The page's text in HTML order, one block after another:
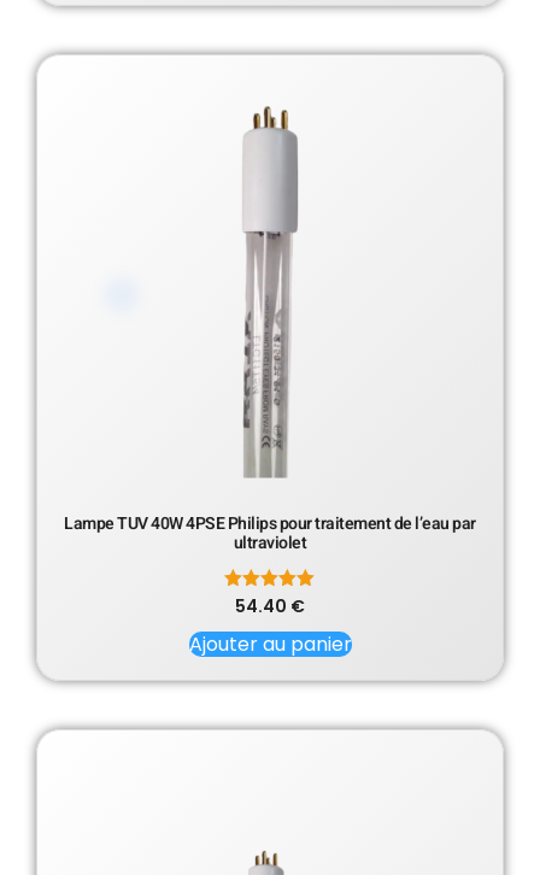
Lampe TUV 40W 4PSE Philips pour traitement de l’eau par
ultraviolet
Note
sur 5
54.40 €
Ajouter au panier